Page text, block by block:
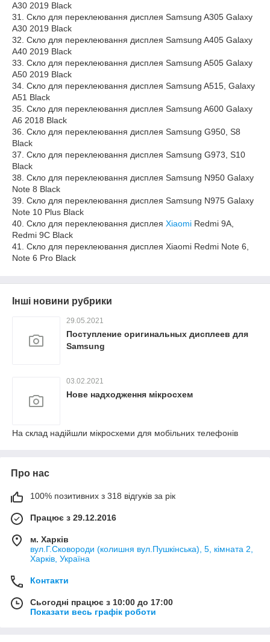
A30 2019 Black
31. Скло для переклеювання дисплея Samsung A305 Galaxy
A30 2019 Black
32. Скло для переклеювання дисплея Samsung A405 Galaxy
A40 2019 Black
33. Скло для переклеювання дисплея Samsung A505 Galaxy
A50 2019 Black
34. Скло для переклеювання дисплея Samsung A515, Galaxy
A51 Black
35. Скло для переклеювання дисплея Samsung A600 Galaxy
A6 2018 Black
36. Скло для переклеювання дисплея Samsung G950, S8
Black
37. Скло для переклеювання дисплея Samsung G973, S10
Black
38. Скло для переклеювання дисплея Samsung N950 Galaxy
Note 8 Black
39. Скло для переклеювання дисплея Samsung N975 Galaxy
Note 10 Plus Black
40. Скло для переклеювання дисплея Xiaomi Redmi 9A,
Redmi 9C Black
41. Скло для переклеювання дисплея Xiaomi Redmi Note 6,
Note 6 Pro Black
Інші новини рубрики
29.05.2021
Поступление оригинальных дисплеев для
Samsung
03.02.2021
Нове надходження мікросхем
На склад надійшли мікросхеми для мобільних телефонів
Про нас
100% позитивних з 318 відгуків за рік
Працює з 29.12.2016
м. Харків
вул.Г.Сковороди (колишня вул.Пушкінська), 5, кімната 2,
Харків, Україна
Контакти
Сьогодні працює з 10:00 до 17:00
Показати весь графік роботи